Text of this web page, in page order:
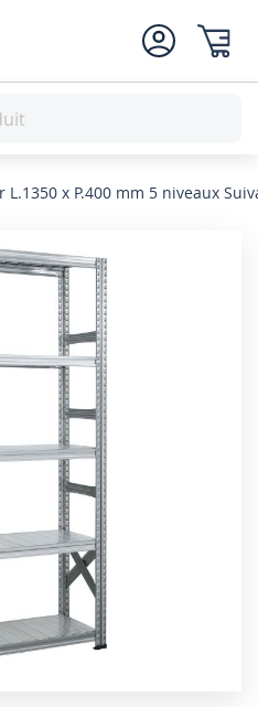
L.1350 x P.400 mm 5 niveaux